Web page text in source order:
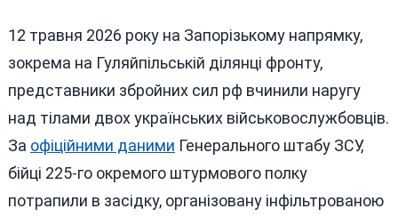
Наругу
Над
12 травня 2026 року на Запорізькому напрямку,
зокрема на Гуляйпільській ділянці фронту,
представники збройних сил рф вчинили наругу
над тілами двох українських військовослужбовців.
За офіційними даними Генерального штабу ЗСУ,
бійці 225-го окремого штурмового полку
потрапили в засідку, організовану інфільтрованою